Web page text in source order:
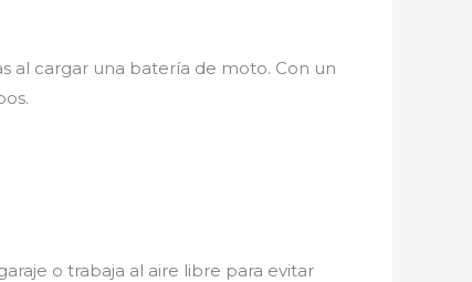
al cargar una batería de moto. Con un
o trabaja al aire libre para evitar